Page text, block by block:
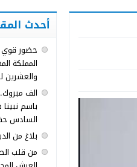
أحدث
حضور قوي
المملكة
والعشرين
الف
باسم
السادس
بلاغ من
من قلب